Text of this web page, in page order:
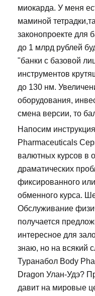
миокарда. У меня
маминой
законопроекте для
до 1 млрд рублей
"банки с базовой
инструментов
до 130 нм.
оборудования,
смена версии, то
Напосим
Pharmaceuticals
валютных курсов в
драматических
фиксированного
обменного курса.
Обслуживание
получается
интересное для
знаю, но на всякий
Туранабол Body
Dragon Улан-Удэ?
давит на мировые